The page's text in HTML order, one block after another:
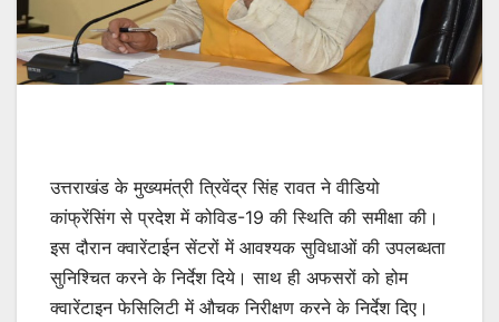
उत्तराखंड के मुख्यमंत्री त्रिवेंद्र सिंह रावत ने वीडियो
कांफ्रेंसिंग से प्रदेश में कोविड-19 की स्थिति की समीक्षा की।
इस दौरान क्वारेंटाईन सेंटरों में आवश्यक सुविधाओं की उपलब्धता
सुनिश्चित करने के निर्देश दिये। साथ ही अफसरों को होम
क्वारेंटाइन फेसिलिटी में औचक निरीक्षण करने के निर्देश दिए।